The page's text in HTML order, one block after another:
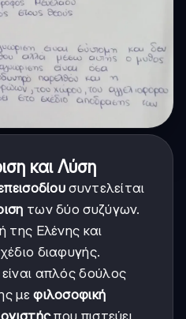
και Λύση
συντελείται
των δύο συζύγων.
της Ελένης και
διαφυγής.
απλός δούλος
μεφιλοσοφική